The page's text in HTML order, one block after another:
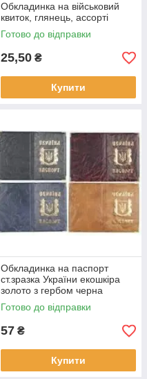
Обкладинка на військовий
квиток, глянець, ассорті
Готово до відправки
25,50 ₴
Купити
Обкладинка на паспорт
ст.зразка України екошкіра
золото з гербом черна
Готово до відправки
57 ₴
Купити